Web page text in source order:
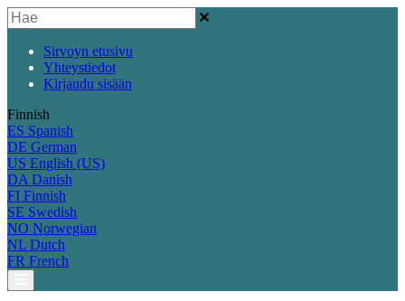
Sirvoyn etusivu
Yhteystiedot
Kirjaudu sisään
Finnish
ES Spanish
DE German
US English (US)
DA Danish
FI Finnish
SE Swedish
NO Norwegian
NL Dutch
FR French